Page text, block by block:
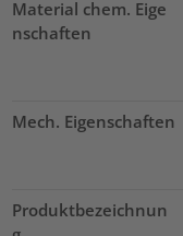
Material chem. Eige
nschaften
Mech. Eigenschaften
Produktbezeichnun